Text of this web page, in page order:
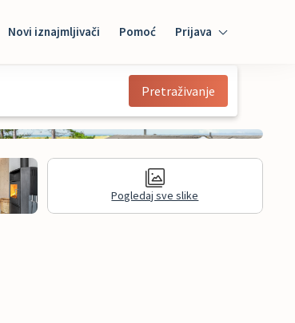
Novi iznajmljivači Pomoć Prijava
Mybooking
Pretraživanje
Pogledaj sve slike